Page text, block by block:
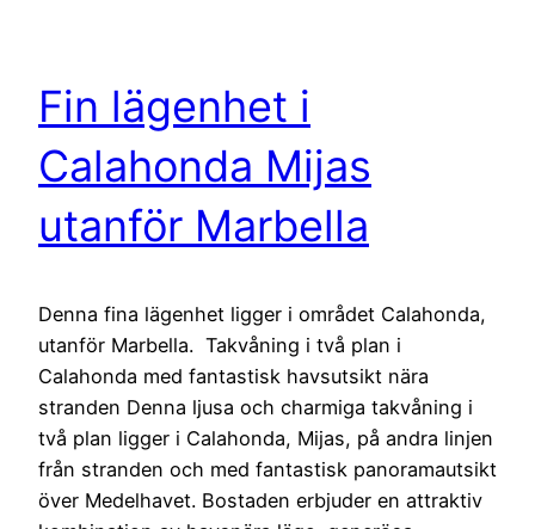
Fin lägenhet i
Calahonda Mijas
utanför Marbella
Denna fina lägenhet ligger i området Calahonda,
utanför Marbella. Takvåning i två plan i
Calahonda med fantastisk havsutsikt nära
stranden Denna ljusa och charmiga takvåning i
två plan ligger i Calahonda, Mijas, på andra linjen
från stranden och med fantastisk panoramautsikt
över Medelhavet. Bostaden erbjuder en attraktiv